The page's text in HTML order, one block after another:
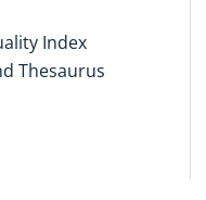
Index
Thesaurus